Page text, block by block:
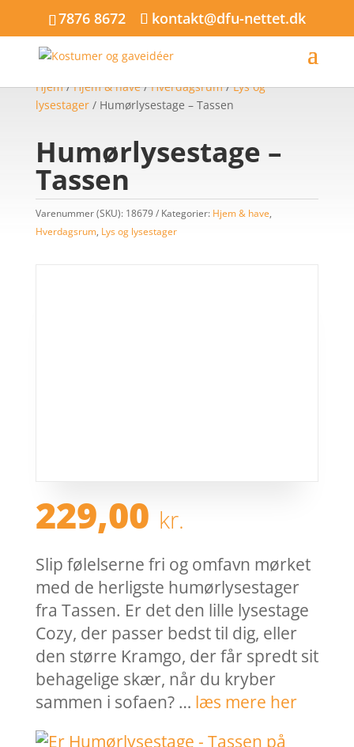
7876 8672 kontakt@dfu-nettet.dk
Hjem/Hjem & have/Hverdagsrum/Lys og
lysestager/ Humørlysestage – Tassen
Humørlysestage –
Tassen
Varenummer (SKU): 18679 Kategorier: Hjem & have,
Hverdagsrum, Lys og lysestager
229,00 kr.
Slip følelserne fri og omfavn mørket
med de herligste humørlysestager
fra Tassen. Er det den lille lysestage
Cozy, der passer bedst til dig, eller
den større Kramgo, der får spredt sit
behagelige skær, når du kryber
sammen i sofaen? … læs mere her